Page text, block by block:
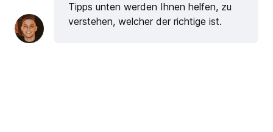
Tipps unten werden Ihnen helfen, zu
verstehen, welcher der richtige ist.